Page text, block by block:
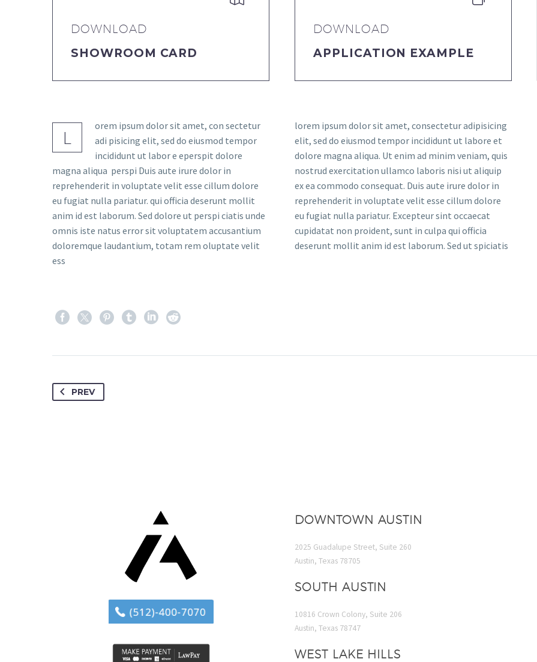
DOWNLOAD
SHOWROOM CARD
DOWNLOAD
APPLICATION EXAMPLE
L
orem ipsum dolor sit amet, con sectetur
adi pisicing elit, sed do eiusmod tempor
incididunt ut labor e eperspit dolore
magna aliqua perspi Duis aute irure dolor in
reprehenderit in voluptate velit esse cillum dolore
eu fugiat nulla pariatur. qui officia deserunt mollit
anim id est laborum. Sed dolore ut perspi ciatis unde
omnis iste natus error sit voluptatem accusantium
doloremque laudantium, totam rem oluptate velit
ess
lorem ipsum dolor sit amet, consectetur adipisicing
elit, sed do eiusmod tempor incididunt ut labore et
dolore magna aliqua. Ut enim ad minim veniam, quis
nostrud exercitation ullamco laboris nisi ut aliquip
ex ea commodo consequat. Duis aute irure dolor in
reprehenderit in voluptate velit esse cillum dolore
eu fugiat nulla pariatur. Excepteur sint occaecat
cupidatat non proident, sunt in culpa qui officia
deserunt mollit anim id est laborum. Sed ut spiciatis
PREV
DOWNTOWN AUSTIN
2025 Guadalupe Street, Suite 260
Austin, Texas 78705
SOUTH AUSTIN
10816 Crown Colony, Suite 206
Austin, Texas 78747
WEST LAKE HILLS